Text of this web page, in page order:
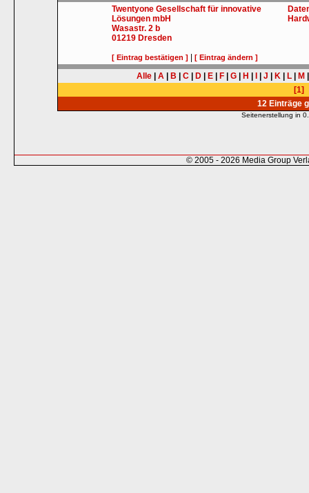
Twentyone Gesellschaft für innovative
Lösungen mbH
Wasastr. 2 b
01219 Dresden
[ Eintrag bestätigen ] |[ Eintrag ändern ]
Alle A B C D E F G H J K L M
[1]
12 Einträge
Seitenerstellung in
© 2005 - 2026 Media Group